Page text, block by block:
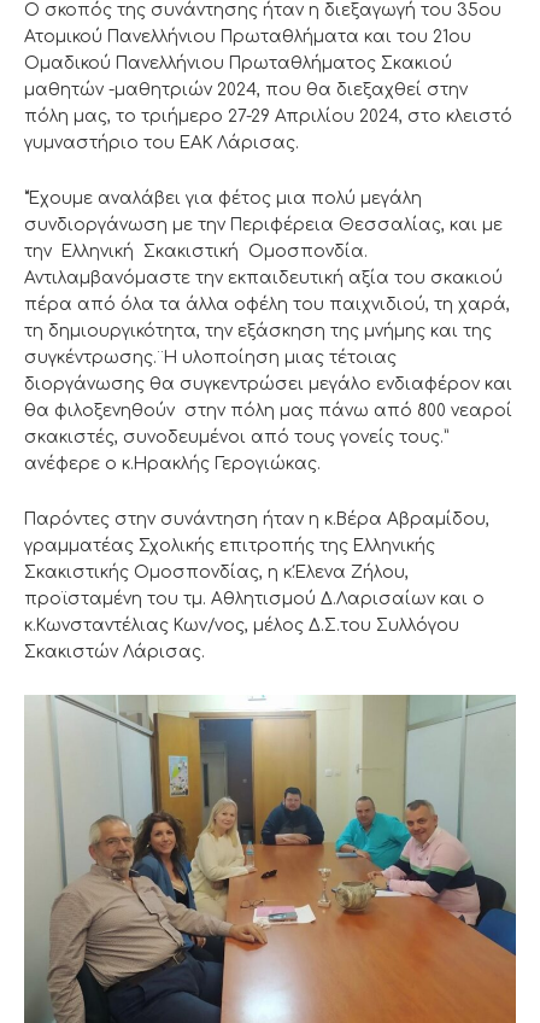
Ο σκοπός της συνάντησης ήταν η διεξαγωγή του 35ου
Ατομικού Πανελλήνιου Πρωταθλήματα και του 21ου
Ομαδικού Πανελλήνιου Πρωταθλήματος Σκακιού
μαθητών -μαθητριών 2024, που θα διεξαχθεί στην
πόλη μας, το τριήμερο 27-29 Απριλίου 2024, στο κλειστό
γυμναστήριο του ΕΑΚ Λάρισας.
“Έχουμε αναλάβει για φέτος μια πολύ μεγάλη
συνδιοργάνωση με την Περιφέρεια Θεσσαλίας, και με
την Ελληνική Σκακιστική Ομοσπονδία.
Αντιλαμβανόμαστε την εκπαιδευτική αξία του σκακιού
πέρα από όλα τα άλλα οφέλη του παιχνιδιού, τη χαρά,
τη δημιουργικότητα, την εξάσκηση της μνήμης και της
συγκέντρωσης.¨Η υλοποίηση μιας τέτοιας
διοργάνωσης θα συγκεντρώσει μεγάλο ενδιαφέρον και
θα φιλοξενηθούν στην πόλη μας πάνω από 800 νεαροί
σκακιστές, συνοδευμένοι από τους γονείς τους.”
ανέφερε ο κ.Ηρακλής Γερογιώκας.
Παρόντες στην συνάντηση ήταν η κ.Βέρα Αβραμίδου,
γραμματέας Σχολικής επιτροπής της Ελληνικής
Σκακιστικής Ομοσπονδίας, η κ.Έλενα Ζήλου,
προϊσταμένη του τμ. Αθλητισμού Δ.Λαρισαίων και ο
κ.Κωνσταντέλιας Κων/νος, μέλος Δ.Σ.του Συλλόγου
Σκακιστών Λάρισας.